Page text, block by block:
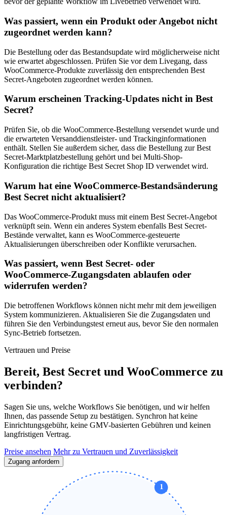
Was passiert, wenn ein Produkt oder Angebot nicht
zugeordnet werden kann?
Die Bestellung oder das Bestandsupdate wird möglicherweise nicht
wie erwartet abgeschlossen. Prüfen Sie vor dem Livegang, dass
WooCommerce-Produkte zuverlässig den entsprechenden Best
Secret-Angeboten zugeordnet werden können.
Warum erscheinen Tracking-Updates nicht in Best
Secret?
Prüfen Sie, ob die WooCommerce-Bestellung versendet wurde und
die erwarteten Versanddienstleister- und Trackinginformationen
enthält. Stellen Sie außerdem sicher, dass die Bestellung zur Best
Secret-Marktplatzbestellung gehört und bei Multi-Shop-
Konfiguration die richtige Best Secret Shop ID verwendet wird.
Warum hat eine WooCommerce-Bestandsänderung
Best Secret nicht aktualisiert?
Das WooCommerce-Produkt muss mit einem Best Secret-Angebot
verknüpft sein. Wenn ein anderes System ebenfalls Best Secret-
Bestände verwaltet, kann es WooCommerce-gesteuerte
Aktualisierungen überschreiben oder Konflikte verursachen.
Was passiert, wenn Best Secret- oder
WooCommerce-Zugangsdaten ablaufen oder
widerrufen werden?
Die betroffenen Workflows können nicht mehr mit dem jeweiligen
System kommunizieren. Aktualisieren Sie die Zugangsdaten und
führen Sie den Verbindungstest erneut aus, bevor Sie den normalen
Sync-Betrieb fortsetzen.
Vertrauen und Preise
Bereit, Best Secret und WooCommerce zu
verbinden?
Sagen Sie uns, welche Workflows Sie benötigen, und wir helfen
Ihnen, das passende Setup zu bestätigen. Synchron hat keine
Einrichtungsgebühr, keine GMV-basierten Gebühren und keinen
langfristigen Vertrag.
Preise ansehen Mehr zu Vertrauen und Zuverlässigkeit
Zugang anfordern
1